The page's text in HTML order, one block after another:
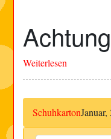
Weiterlesen
SchuhkartonJanuar,